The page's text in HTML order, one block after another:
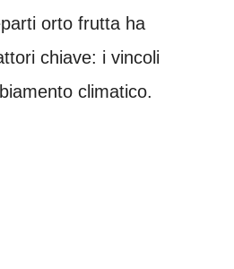
orto frutta ha
chiave: i vincoli
climatico.